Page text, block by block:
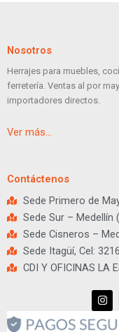
Nosotros
Herrajes para muebles,
ferretería. Ventas al por
importadores directos.
Ver más…
Contáctenos
Sede Primero de
Sede Sur – Medellín
Sede Cisneros –
Sede Itagüí, Cel:
CDI Y OFICINAS LA
I
n
s
t